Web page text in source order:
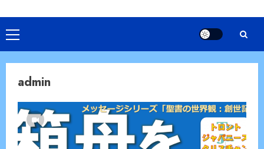
Primary
Menu
admin